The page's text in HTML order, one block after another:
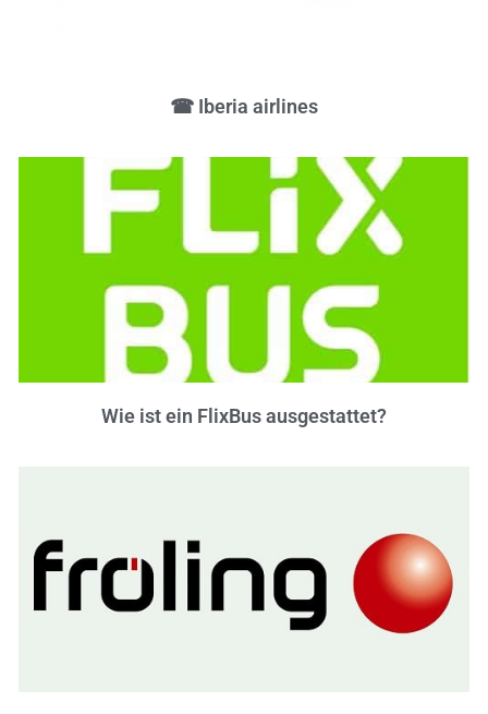
☎ Iberia airlines
Wie ist ein FlixBus ausgestattet?